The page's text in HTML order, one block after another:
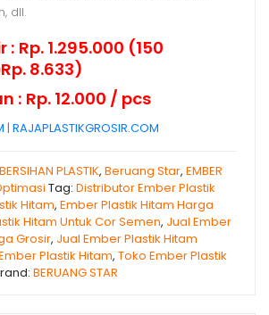
dll.
Rp. 1.295.000 (150
8.633)
: Rp. 12.000 / pcs
| RAJAPLASTIKGROSIR.COM
PLASTIK, Beruang Star, EMBER
Tag: Distributor Ember Plastik
Hitam, Ember Plastik Hitam Harga
Hitam Untuk Cor Semen, Jual Ember
Grosir, Jual Ember Plastik Hitam
Plastik Hitam, Toko Ember Plastik
BERUANG STAR